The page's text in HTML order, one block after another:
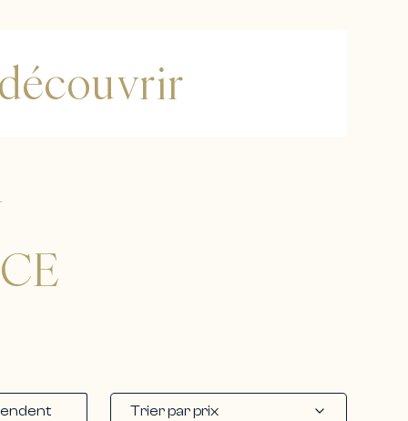
Trier par prix